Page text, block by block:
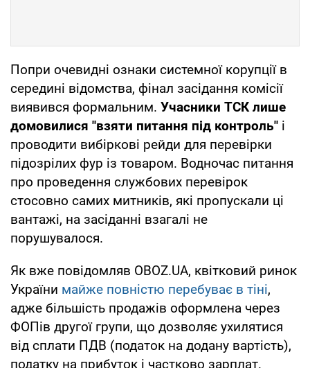
Попри очевидні ознаки системної корупції в
середині відомства, фінал засідання комісії
виявився формальним. Учасники ТСК лише
домовилися "взяти питання під контроль" і
проводити вибіркові рейди для перевірки
підозрілих фур із товаром. Водночас питання
про проведення службових перевірок
стосовно самих митників, які пропускали ці
вантажі, на засіданні взагалі не
порушувалося.
Як вже повідомляв OBOZ.UA, квітковий ринок
України майже повністю перебуває в тіні,
адже більшість продажів оформлена через
ФОПів другої групи, що дозволяє ухилятися
від сплати ПДВ (податок на додану вартість),
податку на прибуток і частково зарплат.